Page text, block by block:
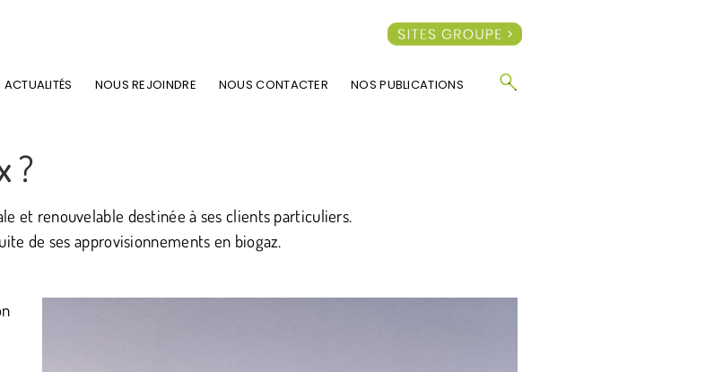
NOUS REJOINDRE NOUS CONTACTER NOS PUBLICATIONS
?
et renouvelable destinée à ses clients particuliers.
de ses approvisionnements en biogaz.